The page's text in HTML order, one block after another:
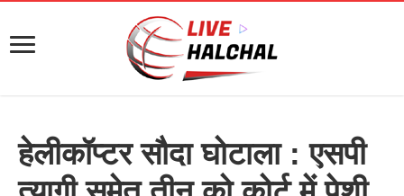
हेलीकॉप्टर सौदा घोटाला : एसपी